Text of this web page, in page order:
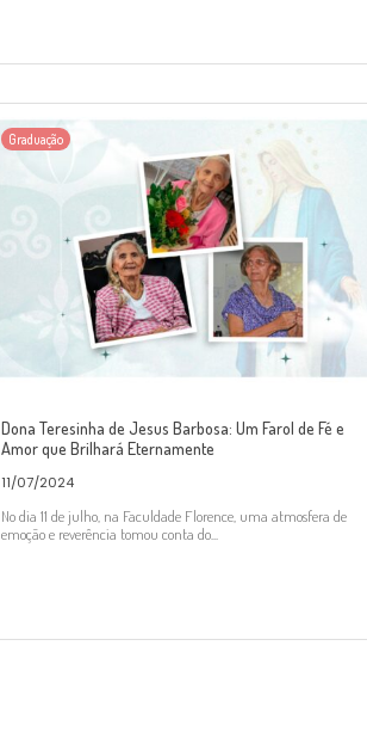
Graduação
Dona Teresinha de Jesus Barbosa: Um Farol de Fé e
Amor que Brilhará Eternamente
11/07/2024
No dia 11 de julho, na Faculdade Florence, uma atmosfera de
emoção e reverência tomou conta do...